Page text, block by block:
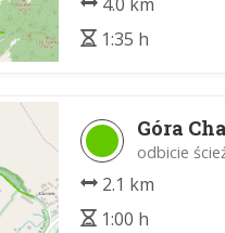
1:35 h
Góra
odbicie
2.1 km
1:00 h